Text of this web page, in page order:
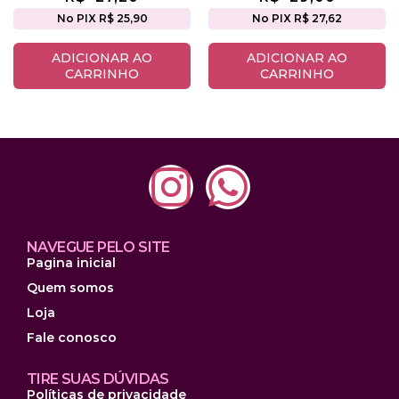
No PIX R$ 25,90
ADICIONAR AO
CARRINHO
No PIX R$ 27,62
ADICIONAR AO
CARRINHO
NAVEGUE PELO SITE
Pagina inicial
Quem somos
Loja
Fale conosco
TIRE SUAS DÚVIDAS
Políticas de privacidade